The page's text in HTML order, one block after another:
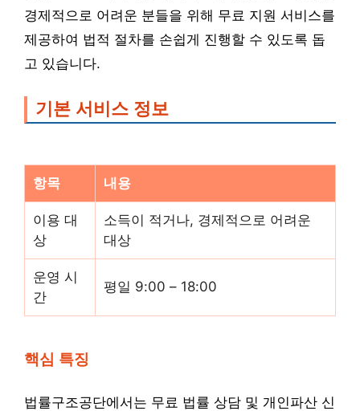
경제적으로 어려운 분들을 위해 무료 지원 서비스를
제공하여 법적 절차를 손쉽게 진행할 수 있도록 돕
고 있습니다.
기본 서비스 정보
항목 내용
이용 대
상
소득이 적거나, 경제적으로 어려운
대상
운영 시
간
평일 9:00 – 18:00
핵심 특징
법률구조공단에서는 무료 법률 상담 및 개인파산 신